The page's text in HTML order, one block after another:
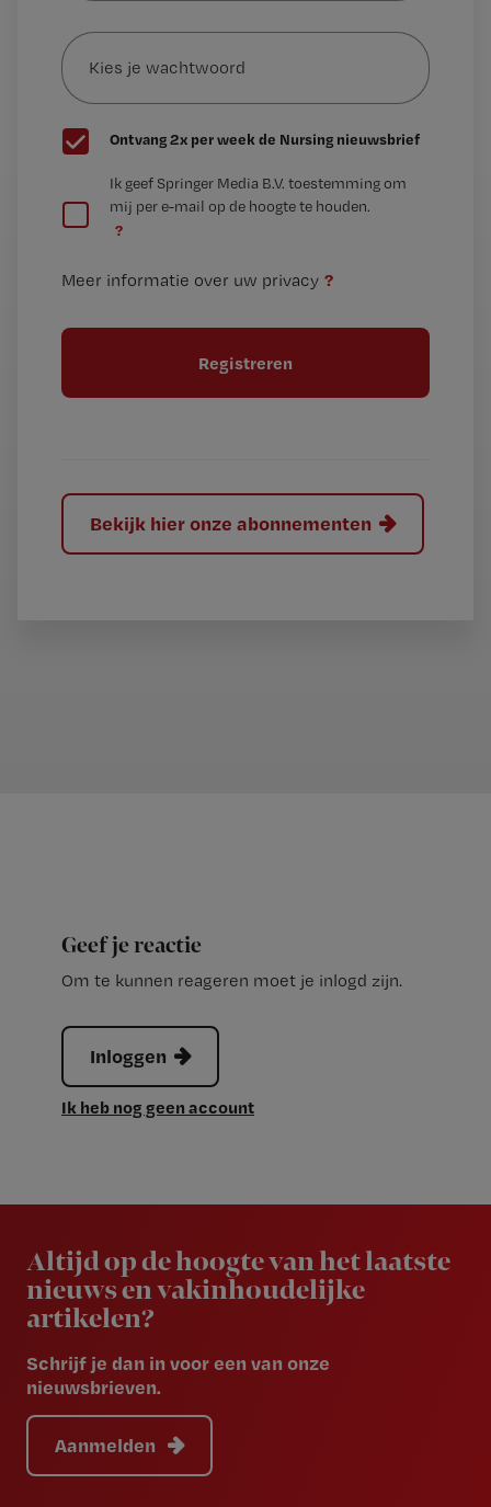
mailadres?
Kies
je
wachtwoord
G
e
t
Ontvang 2x per week de Nursing nieuwsbrief
e
t
l
Ik geef Springer Media B.V. toestemming om
mij per e-mail op de hoogte te houden.
?
Meer informatie over uw privacy ?
Bekijk hier onze abonnementen
Geef je reactie
Om te kunnen reageren moet je inlogd zijn.
Inloggen
Ik heb nog geen account
Altijd op de hoogte van het laatste
nieuws en vakinhoudelijke
artikelen?
Schrijf je dan in voor een van onze
nieuwsbrieven.
Aanmelden